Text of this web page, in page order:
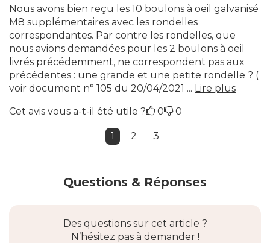
Nous avons bien reçu les 10 boulons à oeil galvanisé
M8 supplémentaires avec les rondelles
correspondantes. Par contre les rondelles, que
nous avions demandées pour les 2 boulons à oeil
livrés précédemment, ne correspondent pas aux
précédentes : une grande et une petite rondelle ? (
voir document n° 105 du 20/04/2021 ... Lire plus
Cet avis vous a-t-il été utile ?
0 0
1 2 3
Questions & Réponses
Des questions sur cet article ?
N’hésitez pas à demander !